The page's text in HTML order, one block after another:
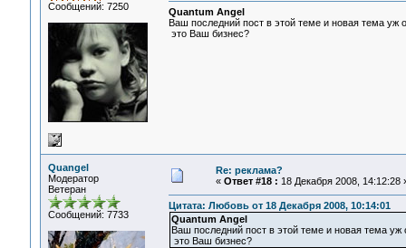
Сообщений: 7250
Quantum Angel
Ваш последний пост в этой теме и новая тема уж
это Ваш бизнес?
Quangel
Модератор
Ветеран
Сообщений: 7733
Re: реклама?
« Ответ #18 : 18 Декабря 2008, 14:12:28
Цитата: Любовь от 18 Декабря 2008, 10:14:01
Quantum Angel
Ваш последний пост в этой теме и новая тема уж
это Ваш бизнес?